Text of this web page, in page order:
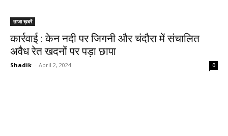
ताजा ख़बरें
कार्रवाई : केन नदी पर जिगनी और चंदौरा में संचालित
अवैध रेत खदनों पर पड़ा छापा
Shadik - April 2, 2024 0